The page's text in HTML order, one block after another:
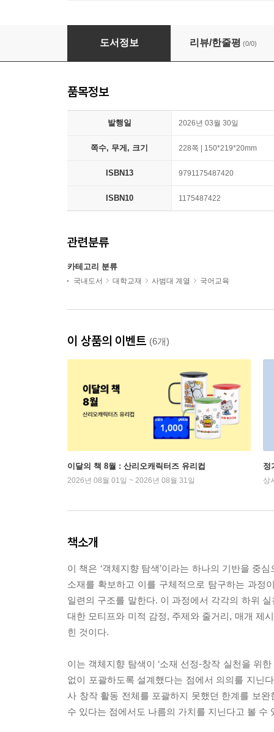
객체지향 탐색 기반 서사 창작교육
도서정보 리뷰/한줄평 (0/0)
품목정보
발행일 2026년 03월 30일
쪽수, 무게, 크기 228쪽 | 150*219*20mm
ISBN13 9791175487420
ISBN10 1175487422
관련분류
카테고리 분류
국내도서 대학교재 사범대 계열 국어교육
이 상품의 이벤트 (6개)
이달의 책 8월 : 산리오캐릭터즈 유리컵
2026년 08월 01일 ~ 2026년 08월 31일
정
상
책소개
이 책은 ‘객체지향 탐색’이라는 하나의 기반을 중
소재를 확보하고 이를 구체적으로 탐구하는 과정
일련의 구조를 말한다. 이 과정에서 각각의 하위
대한 모티프와 미적 감정, 주제와 줄거리, 매개 제
힌 것이다.
이는 객체지향 탐색이 ‘소재 선정-창작 실천을 위
없이 포괄하도록 설계했다는 점에서 의의를 지닌
사 창작 활동 전체를 포괄하지 못했던 한계를 보
수 있다는 점에서도 나름의 가치를 지닌다고 볼 수